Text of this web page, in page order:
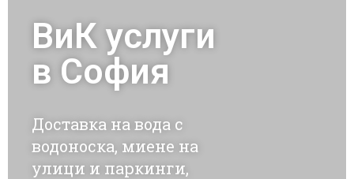
ВиК услуги
в София ​​
Доставка на вода с
водоноска, миене на
улици и паркинги,